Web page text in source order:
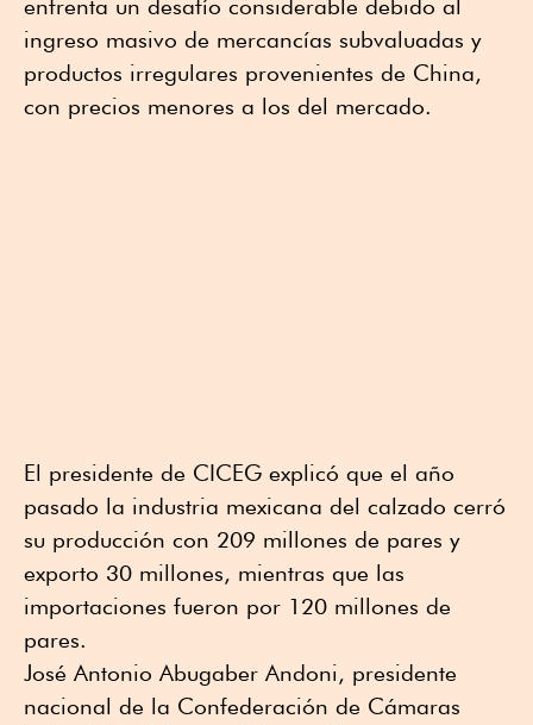
enfrenta un desafío considerable debido al
ingreso masivo de mercancías subvaluadas y
productos irregulares provenientes de China,
con precios menores a los del mercado.
El presidente de CICEG explicó que el año
pasado la industria mexicana del calzado cerró
su producción con 209 millones de pares y
exporto 30 millones, mientras que las
importaciones fueron por 120 millones de
pares.
José Antonio Abugaber Andoni, presidente
nacional de la Confederación de Cámaras